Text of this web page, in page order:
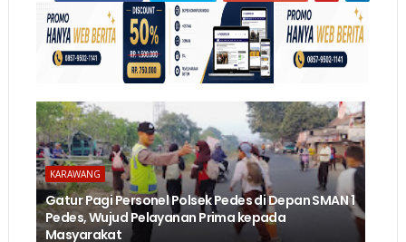
KARAWANG
Gatur Pagi Personel Polsek Pedes di Depan SMAN 1
Pedes, Wujud Pelayanan Prima kepada
Masyarakat